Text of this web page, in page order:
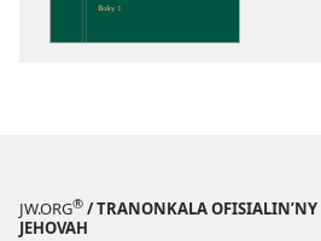
JW.ORG® / TRANONKALA OFISIALIN’NY
JEHOVAH